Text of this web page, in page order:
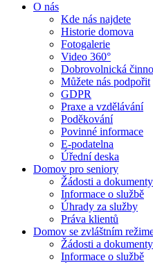
O nás
Kde nás najdete
Historie domova
Fotogalerie
Video 360°
Dobrovolnická
Můžete nás podpořit
GDPR
Praxe a vzdělávání
Poděkování
Povinné informace
E-podatelna
Úřední deska
Domov pro seniory
Žádosti a dokumenty
Informace o službě
Úhrady za služby
Práva klientů
Domov se zvláštním
Žádosti a dokumenty
Informace o službě